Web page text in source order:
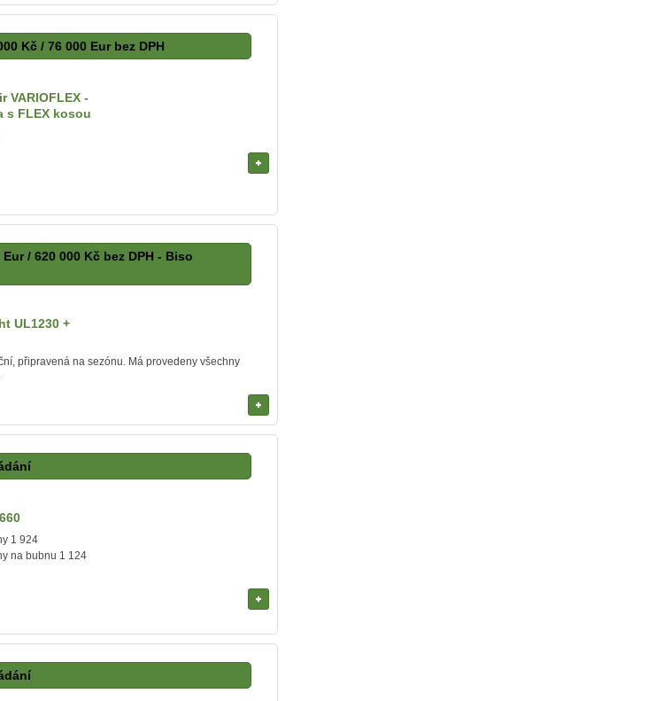
Kč / 76 000 Eur bez DPH
VARIOFLEX -
s FLEX kosou
/ 620 000 Kč bez DPH - Biso
UL1230 +
připravená na sezónu. Má provedeny všechny
1 924
na bubnu 1 124